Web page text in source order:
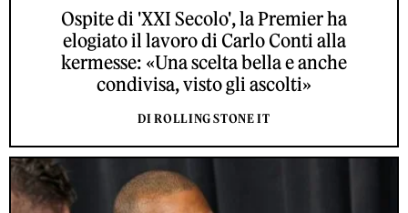
Ospite di 'XXI Secolo', la Premier ha
elogiato il lavoro di Carlo Conti alla
kermesse: «Una scelta bella e anche
condivisa, visto gli ascolti»
DI ROLLING STONE IT